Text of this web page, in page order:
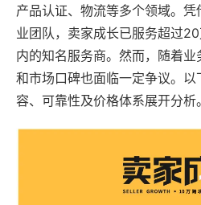
产品认证、物流等多个领域。
业团队，卖家成长已服务超过
内的知名服务商。然而，随着
和市场口碑也面临一定争议。
容、可靠性及价格体系展开分析。